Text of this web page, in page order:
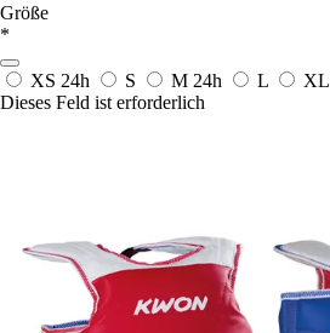
Größe
*
XS 24h S M 24h L XL
Dieses Feld ist erforderlich